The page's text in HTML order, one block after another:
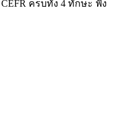
ครบทั้ง 4 ทักษะ ฟัง